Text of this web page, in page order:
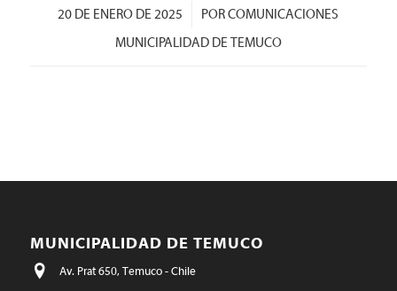
20 DE ENERO DE 2025
/ PORCOMUNICACIONES
MUNICIPALIDAD DE TEMUCO
MUNICIPALIDAD DE TEMUCO
Av. Prat 650, Temuco - Chile